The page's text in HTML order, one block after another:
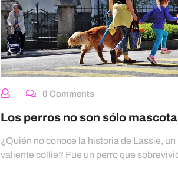
0 Comments
Los perros no son sólo
¿Quién no conoce la historia de Lassie, un
valiente collie? Fue un perro que